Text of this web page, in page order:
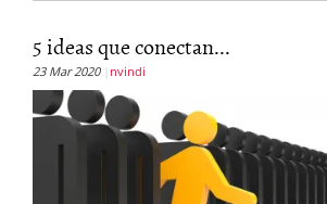
5 ideas que conectan...
23 Mar 2020 nvindi